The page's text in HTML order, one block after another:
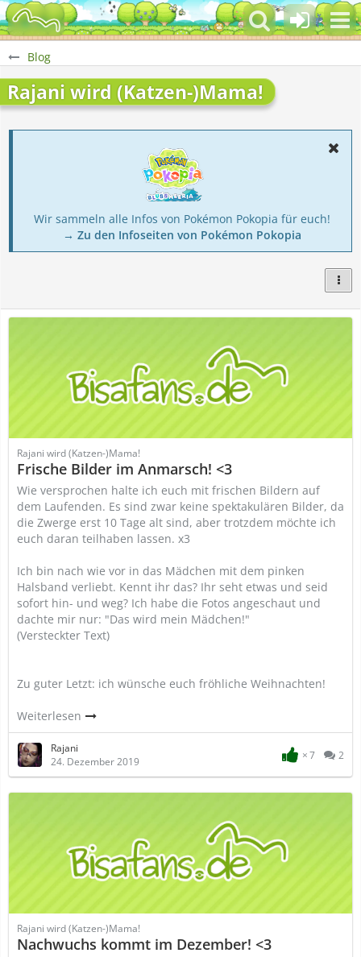
Blog
Rajani wird (Katzen-)Mama!
Wir sammeln alle Infos von Pokémon Pokopia für euch!
→ Zu den Infoseiten von Pokémon Pokopia
Rajani wird (Katzen-)Mama!
Frische Bilder im Anmarsch! <3
Wie versprochen halte ich euch mit frischen Bildern auf
dem Laufenden. Es sind zwar keine spektakulären Bilder, da
die Zwerge erst 10 Tage alt sind, aber trotzdem möchte ich
euch daran teilhaben lassen. x3
Ich bin nach wie vor in das Mädchen mit dem pinken
Halsband verliebt. Kennt ihr das? Ihr seht etwas und seid
sofort hin- und weg? Ich habe die Fotos angeschaut und
dachte mir nur: "Das wird mein Mädchen!"
(Versteckter Text)
Zu guter Letzt: ich wünsche euch fröhliche Weihnachten!
Weiterlesen
Rajani
24. Dezember 2019
7 2
Rajani wird (Katzen-)Mama!
Nachwuchs kommt im Dezember! <3